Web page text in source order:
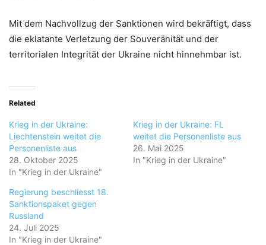
Mit dem Nachvollzug der Sanktionen wird bekräftigt, dass
die eklatante Verletzung der Souveränität und der
territorialen Integrität der Ukraine nicht hinnehmbar ist.
Related
Krieg in der Ukraine:
Liechtenstein weitet die
Personenliste aus
28. Oktober 2025
In "Krieg in der Ukraine"
Krieg in der Ukraine: FL
weitet die Personenliste aus
26. Mai 2025
In "Krieg in der Ukraine"
Regierung beschliesst 18.
Sanktionspaket gegen
Russland
24. Juli 2025
In "Krieg in der Ukraine"